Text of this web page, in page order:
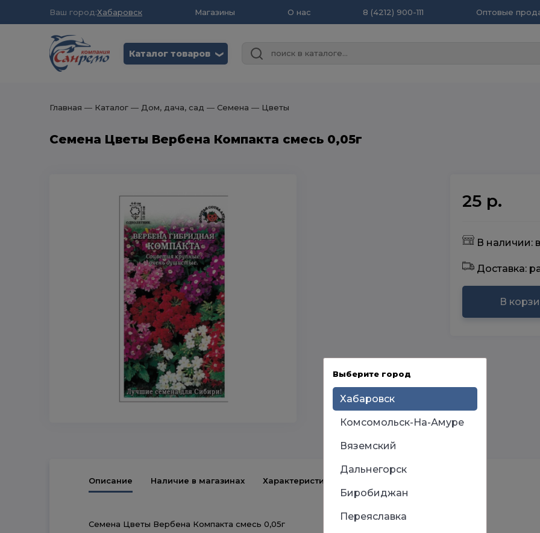
Ваш город:Хабаровск Магазины О нас 8 (4212) 900-111 Оптовые
Каталог товаров ❮
Главная ― Каталог ― Дом, дача, сад ― Семена ― Цветы
Семена Цветы Вербена Компакта смесь 0,05г
25 р.
В наличии:
Доставка:
В
Описание Наличие в магазинах Характеристики
Семена Цветы Вербена Компакта смесь 0,05г
Выберите город
Хабаровск
Комсомольск-На-Амуре
Вяземский
Дальнегорск
Биробиджан
Переяславка